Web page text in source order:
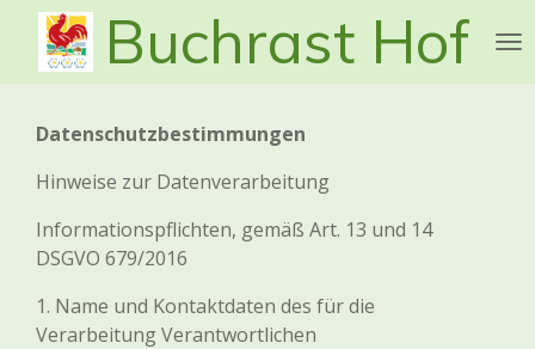
Zum
Hauptinhalt Buchrast Hof
Datenschutzbestimmungen
Hinweise zur Datenverarbeitung
Informationspflichten, gemäß Art. 13 und 14
DSGVO 679/2016
1. Name und Kontaktdaten des für die
Verarbeitung Verantwortlichen